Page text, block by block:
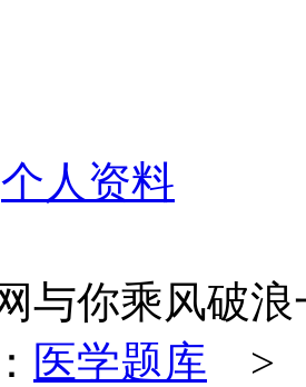
个人资料
与你乘风破
医学题库